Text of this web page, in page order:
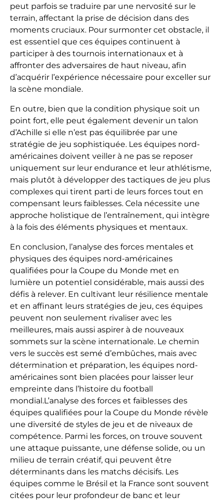
peut parfois se traduire par une nervosité sur le
terrain, affectant la prise de décision dans des
moments cruciaux. Pour surmonter cet obstacle, il
est essentiel que ces équipes continuent à
participer à des tournois internationaux et à
affronter des adversaires de haut niveau, afin
d’acquérir l’expérience nécessaire pour exceller sur
la scène mondiale.
En outre, bien que la condition physique soit un
point fort, elle peut également devenir un talon
d’Achille si elle n’est pas équilibrée par une
stratégie de jeu sophistiquée. Les équipes nord-
américaines doivent veiller à ne pas se reposer
uniquement sur leur endurance et leur athlétisme,
mais plutôt à développer des tactiques de jeu plus
complexes qui tirent parti de leurs forces tout en
compensant leurs faiblesses. Cela nécessite une
approche holistique de l’entraînement, qui intègre
à la fois des éléments physiques et mentaux.
En conclusion, l’analyse des forces mentales et
physiques des équipes nord-américaines
qualifiées pour la Coupe du Monde met en
lumière un potentiel considérable, mais aussi des
défis à relever. En cultivant leur résilience mentale
et en affinant leurs stratégies de jeu, ces équipes
peuvent non seulement rivaliser avec les
meilleures, mais aussi aspirer à de nouveaux
sommets sur la scène internationale. Le chemin
vers le succès est semé d’embûches, mais avec
détermination et préparation, les équipes nord-
américaines sont bien placées pour laisser leur
empreinte dans l’histoire du football
mondial.L’analyse des forces et faiblesses des
équipes qualifiées pour la Coupe du Monde révèle
une diversité de styles de jeu et de niveaux de
compétence. Parmi les forces, on trouve souvent
une attaque puissante, une défense solide, ou un
milieu de terrain créatif, qui peuvent être
déterminants dans les matchs décisifs. Les
équipes comme le Brésil et la France sont souvent
citées pour leur profondeur de banc et leur